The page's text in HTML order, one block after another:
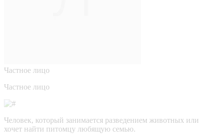
Частное лицо
Частное лицо
Человек, который занимается разведением животных или
хочет найти питомцу любящую семью.